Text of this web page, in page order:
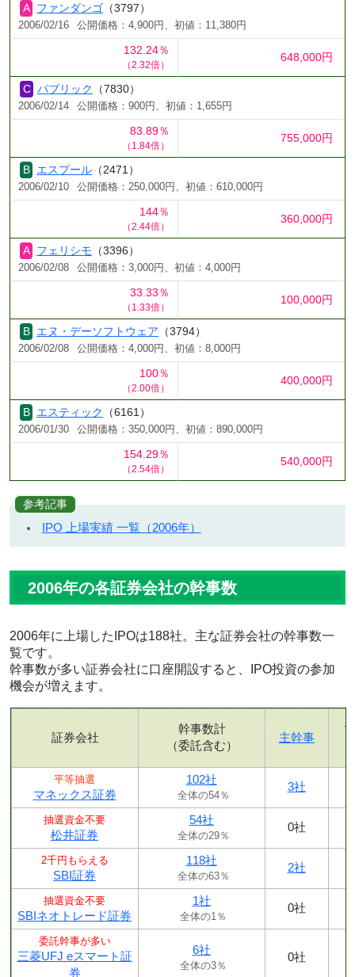
ファンダンゴ （3797）
2006/02/16 公開価格：4,900円、初値：11,380円
132.24％
（2.32倍）
648,000円
パブリック （7830）
2006/02/14 公開価格：900円、初値：1,655円
83.89％
（1.84倍）
755,000円
エスプール （2471）
2006/02/10 公開価格：250,000円、初値：610,000円
144％
（2.44倍）
360,000円
フェリシモ （3396）
2006/02/08 公開価格：3,000円、初値：4,000円
33.33％
（1.33倍）
100,000円
エヌ・デーソフトウェア （3794）
2006/02/08 公開価格：4,000円、初値：8,000円
100％
（2.00倍）
400,000円
エスティック （6161）
2006/01/30 公開価格：350,000円、初値：890,000円
154.29％
（2.54倍）
540,000円
参考記事
IPO 上場実績 一覧（2006年）
2006年の各証券会社の幹事数
2006年に上場したIPOは188社。主な証券会社の幹事数一
覧です。
幹事数が多い証券会社に口座開設すると、IPO投資の参加
機会が増えます。
証券会社
幹事数計
（委託含む）
主幹事
平等抽選
マネックス証券
102社
全体の54％
3社
抽選資金不要
松井証券
54社
全体の29％
0社
2千円もらえる
SBI証券
118社
全体の63％
2社
抽選資金不要
SBIネオトレード証券
1社
全体の1％
0社
委託幹事が多い
三菱UFJ eスマート証
券
6社
全体の3％
0社